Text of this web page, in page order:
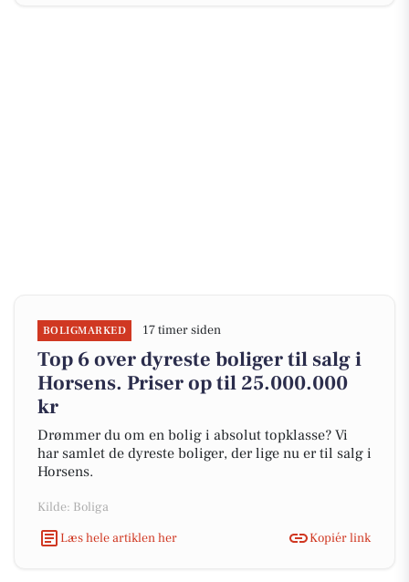
BOLIGMARKED 17 timer siden
Top 6 over dyreste boliger til salg i
Horsens. Priser op til 25.000.000
kr
Drømmer du om en bolig i absolut topklasse? Vi
har samlet de dyreste boliger, der lige nu er til salg i
Horsens.
Kilde: Boliga
Læs hele artiklen her
Kopiér link